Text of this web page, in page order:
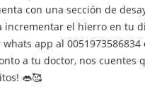
con una sección de
el hierro en tu
app al
a tu doctor, nos cuentes
👄🥰